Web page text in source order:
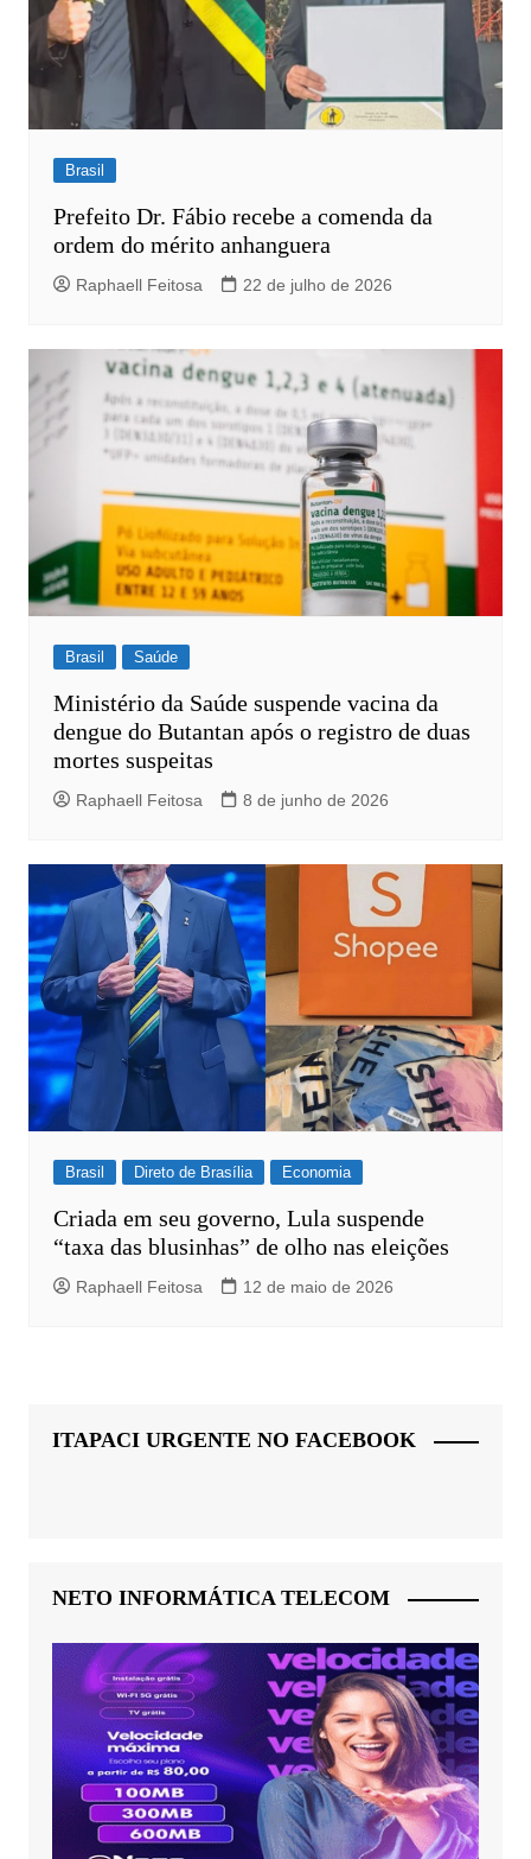
Brasil
Prefeito Dr. Fábio recebe a comenda da
ordem do mérito anhanguera
Raphaell Feitosa 22 de julho de 2026
Brasil Saúde
Ministério da Saúde suspende vacina da
dengue do Butantan após o registro de duas
mortes suspeitas
Raphaell Feitosa 8 de junho de 2026
Brasil Direto de Brasília Economia
Criada em seu governo, Lula suspende
“taxa das blusinhas” de olho nas eleições
Raphaell Feitosa 12 de maio de 2026
ITAPACI URGENTE NO FACEBOOK
NETO INFORMÁTICA TELECOM